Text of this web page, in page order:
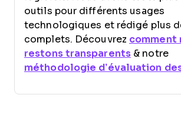
outils pour différents usages
technologiques et rédigé plus
complets. Découvrez comment
restons transparents & notre
méthodologie d’évaluation